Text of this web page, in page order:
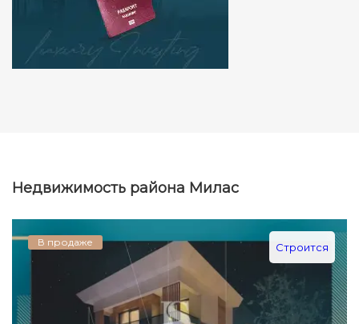
Недвижимость района Милас
В продаже Строится